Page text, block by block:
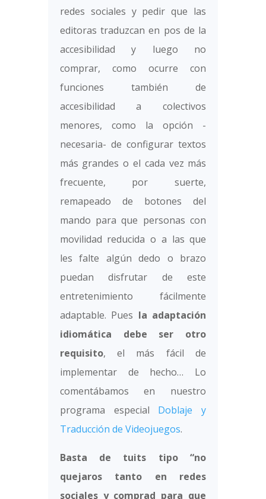
redes sociales y pedir que las
editoras traduzcan en pos de la
accesibilidad y luego no
comprar, como ocurre con
funciones también de
accesibilidad a colectivos
menores, como la opción -
necesaria- de configurar textos
más grandes o el cada vez más
frecuente, por suerte,
remapeado de botones del
mando para que personas con
movilidad reducida o a las que
les falte algún dedo o brazo
puedan disfrutar de este
entretenimiento fácilmente
adaptable. Pues la adaptación
idiomática debe ser otro
requisito, el más fácil de
implementar de hecho… Lo
comentábamos en nuestro
programa especial
Doblaje y
Traducción de Videojuegos.
Basta de tuits tipo “no
quejaros tanto en redes
sociales y comprad para que